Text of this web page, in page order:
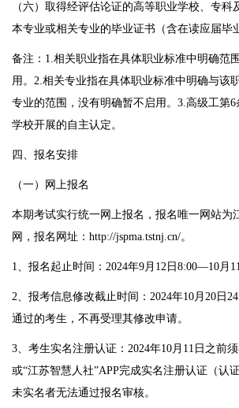
（六）取得经评估论证的高等职业学校、专科
本专业或相关专业的毕业证书（含在读应届毕
备注：1.相关职业指在具体职业标准中明确范
用。2.相关专业指在具体职业标准中明确与该
专业的范围，没有明确暂不启用。3.高级工第
学校开展的自主认定。
四、报名安排
（一）网上报名
本期考试实行统一网上报名，报名唯一网站为
网，报名网址： http://jspma.tstnj.cn/。
1、报名起止时间：2024年9月12日8:00—10月11
2、报考信息修改截止时间：2024年10月20日
通过的考生，不再受理其修改申请。
3、考生实名注册认证：2024年10月11日之前
或“江苏智慧人社”APP完成实名注册认证（认
未实名者无法通过报名审核。